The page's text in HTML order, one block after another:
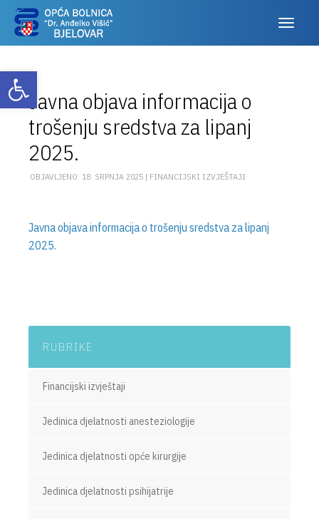
Otvori alatnu traku
Javna objava informacija o
trošenju sredstva za lipanj
2025.
OBJAVLJENO: 18. SRPNJA 2025 | FINANCIJSKI IZVJEŠTAJI
Javna objava informacija o trošenju sredstva za lipanj
2025.
RUBRIKE
Financijski izvještaji
Jedinica djelatnosti anesteziologije
Jedinica djelatnosti opće kirurgije
Jedinica djelatnosti psihijatrije